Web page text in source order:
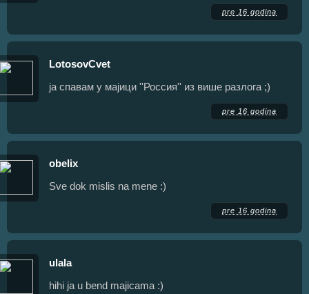
pre 16 godina
LotosovCvet
ја спавам у мајици ''Россия'' из више разлога ;)
pre 16 godina
obelix
Sve dok mislis na mene :)
pre 16 godina
ulala
hihi ja u bend majicama :)